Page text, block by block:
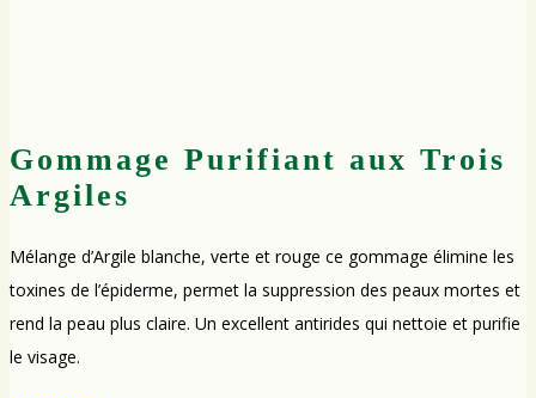
Gommage Purifiant aux Trois
Argiles
Mélange d’Argile blanche, verte et rouge ce gommage élimine les
toxines de l’épiderme, permet la suppression des peaux mortes et
rend la peau plus claire. Un excellent antirides qui nettoie et purifie
le visage.